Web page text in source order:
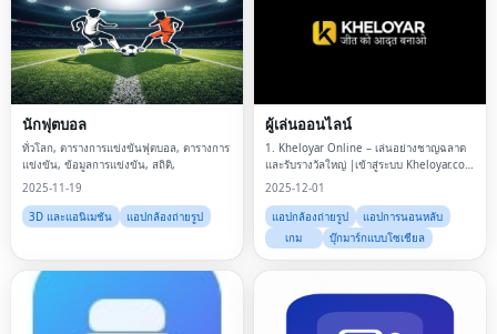
นักฟุตบอล
ทั่วโลก, ตารางการแข่งขันฟุตบอล, ตารางการ
แข่งขัน, ข้อมูลการแข่งขัน, สถิติ,
2025-11-19
3D และแอนิเมชัน
แอปกล้องถ่ายรูป
ผู้เล่นออนไลน์
1. Kheloyar Online – เล่นอย่างชาญฉลาด
และรับรางวัลใหญ่ |เข้าสู่ระบบ Kheloyar.com
อย่างเป็นทางการ
2025-12-01
แอปกล้องถ่ายรูป
แอปการนอนหลับ
เกม
บุ๊กมาร์กแบบโซเชียล